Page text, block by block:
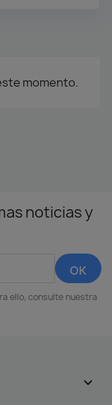
momento.
noticias y
ello, consulte nuestra
